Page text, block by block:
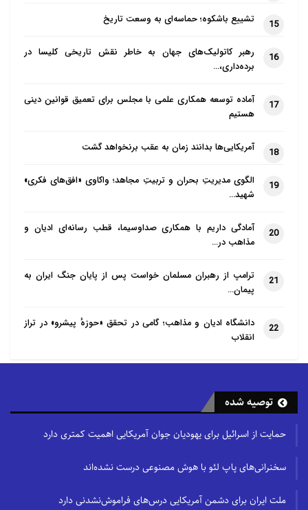
حالت نطفگی باز گردد. البته در دیگر مقالات مربوط به
پرداخته ایم.
در آیین سای بابا کثرت گرایی عرفانی تبلیغ می شود. وی
تصریح می کند که همه ی ادیان حق اند و هیچ تفاوتی با
یک دیگر ندارند، هر چند دین خود ساخته ی خویش را
چون کسی آن را داشته باشد، حقیقت همه ی ادیان دیگر
وی می گوید: تمامی ادیان به سوی یک هدف رهنمون می
مذاهب تنها به یک خدا تعلق دارند و به سوی یک مقصد
تضاد
باید این نکته را مورد توجه قرار داد که بسیاری از مدعیان
اما در عمل به این باور خود پایبند نیستند. اغلب اینان تنها
15 تشییع باشکوه؛ حماسه‌ای به وسعت تاریخ
16
رهبر کاتولیک‌های جهان به خاطر نقش تاریخی کلیسا در
برده‌داری،…
17
آماده توسعه همکاری علمی با مجلس برای تعمیق قوانین دینی
هستیم
18 آمریکایی‌ها بدانند زمان به عقب برنخواهد گشت
19
الگوی مدیریتِ بحران و تربیتِ مجاهد؛ واکاوی «افق‌های فکری»
شهید…
20
آمادگی داریم با همکاری صداوسیما، قطب رسانه‌ای ادیان و
مذاهب در…
21
ترامپ از رهبران مسلمان خواست پس از پایان جنگ ایران به
پیمان…
22
دانشگاه ادیان و مذاهب؛ گامی در تحقق «حوزهٔ پیشرو» در تراز
انقلاب
توصیه شده
حمایت از اسرائیل برای یهودیان جوان آمریکایی اهمیت کمتری دارد
سخنرانی‌های پاپ لئو با هوش مصنوعی درست نشده‌اند
ملت ایران برای دشمن آمریکایی درس‌های فراموش‌نشدنی دارد